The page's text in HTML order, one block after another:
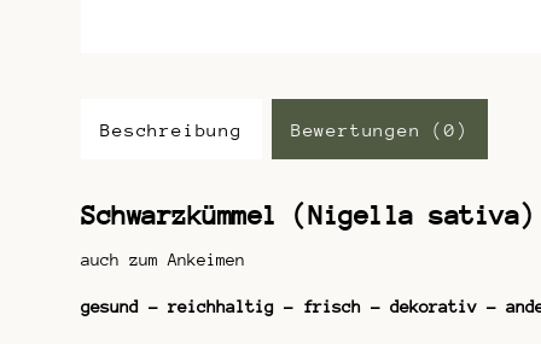
Beschreibung Bewertungen (0)
Schwarzkümmel (Nigella
auch zum Ankeimen
gesund – reichhaltig – frisch – dekorativ –